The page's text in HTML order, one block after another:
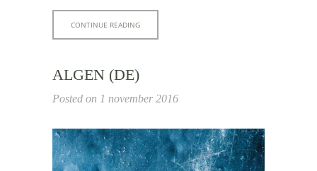
CONTINUE READING
ALGEN (DE)
Posted on 1 november 2016